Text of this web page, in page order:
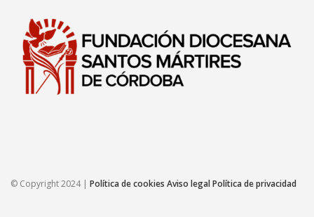
© Copyright 2024 | Política de cookies Aviso legalPolítica de privacidad